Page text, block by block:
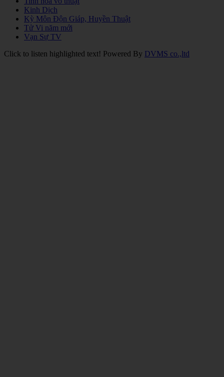
Kinh Dịch
Kỳ Môn Độn Giáp, Huyền Thuật
Tử Vi năm mới
Vạn Sự TV
Click to listen highlighted text! Powered By DVMS co.,ltd